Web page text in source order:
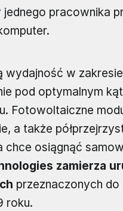
pracownika
wydajność w
pod optymalnym
Fotowoltaiczne
a także
chce osiągnąć
zamierza
przeznaczonych
roku.